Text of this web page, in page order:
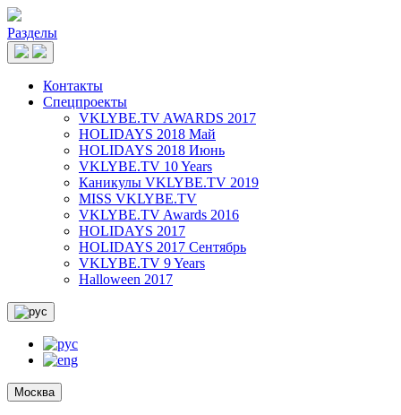
Разделы
Контакты
Спецпроекты
VKLYBE.TV AWARDS 2017
HOLIDAYS 2018 Май
HOLIDAYS 2018 Июнь
VKLYBE.TV 10 Years
Каникулы VKLYBE.TV 2019
MISS VKLYBE.TV
VKLYBE.TV Awards 2016
HOLIDAYS 2017
HOLIDAYS 2017 Сентябрь
VKLYBE.TV 9 Years
Halloween 2017
Москва